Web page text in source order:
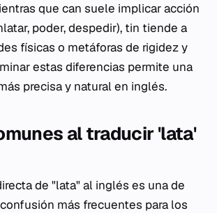
que can suele implicar acción
poder, despedir), tin tiende a
físicas o metáforas de rigidez y
estas diferencias permite una
precisa y natural en inglés.
al traducir 'lata'
de "lata" al inglés es una de
más frecuentes para los